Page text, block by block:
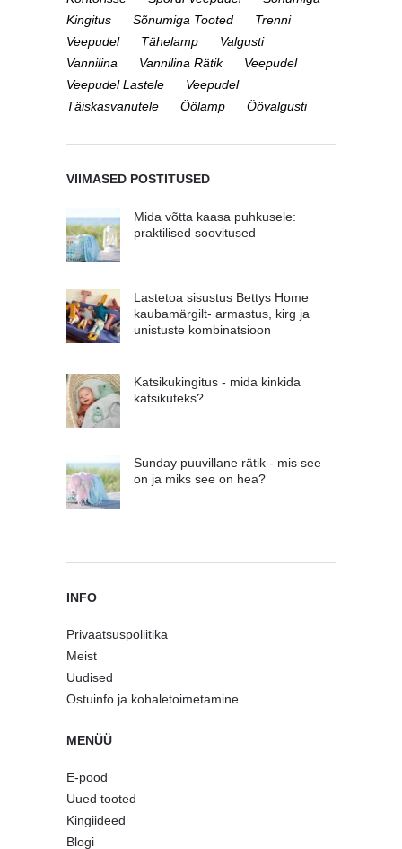
Kingitus
Sõnumiga Tooted
Trenni
Veepudel
Tähelamp
Valgusti
Vannilina
Vannilina Rätik
Veepudel
Veepudel Lastele
Veepudel
Täiskasvanutele
Öölamp Öövalgusti
VIIMASED POSTITUSED
Mida võtta kaasa puhkusele:
praktilised soovitused
Lastetoa sisustus Bettys Home
kaubamärgilt- armastus, kirg ja
unistuste kombinatsioon
Katsikukingitus - mida kinkida
katsikuteks?
Sunday puuvillane rätik - mis see
on ja miks see on hea?
INFO
Privaatsuspoliitika
Meist
Uudised
Ostuinfo ja kohaletoimetamine
MENÜÜ
E-pood
Uued tooted
Kingiideed
Blogi